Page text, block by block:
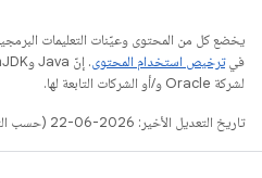
يخضع كل من المحتوى وعيّنات التعليمات
فيترخيص استخدام المحتوى
لشركة Oracle و/أو الشركات التابعة لها.
تاريخ التعديل الأخير: 2026-06-22 (حسب التوقيت العالمي المتفَّق عليه)